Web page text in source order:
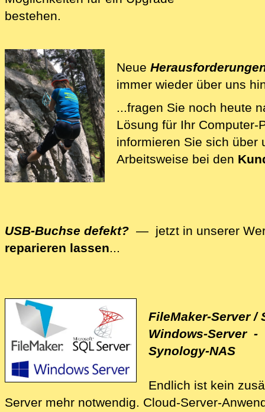
bestehen.
Neue
immer wieder über uns
Wir lösen Ihre
...fragen Sie noch heute
Lösung für Ihr
informieren Sie sich über
Arbeitsweise bei den
USB-Buchse defekt? — jetzt in unserer
reparieren lassen...
Wir reparieren auch Ihre Computer-
FileMaker-Server /
Windows-Server -
Synology-NAS
Endlich ist kein
Server mehr notwendig. Cloud-Ser‍ver-